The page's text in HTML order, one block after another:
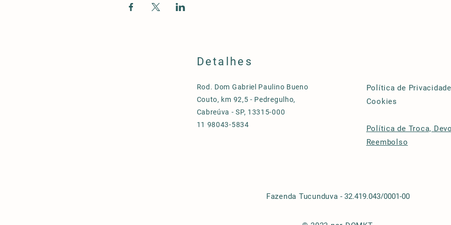
Detalhes
Rod. Dom Gabriel Paulino Bueno
Couto, km 92,5 - Pedregulho,
Cabreúva - SP, 13315-000
11 98043-5834
Política de
Cookies
Política de Troca,
Reembolso
Fazenda Tucunduva- 32.419.043/0001-00